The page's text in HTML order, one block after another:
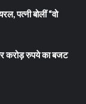
पत्नी बोलीं “वो
करोड़ रुपये का बजट